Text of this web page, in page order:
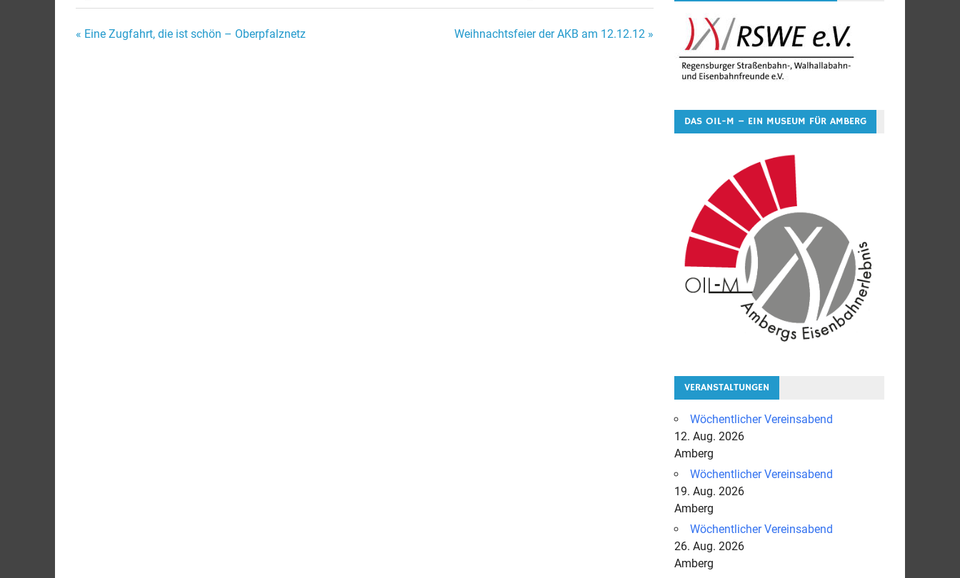
Beitragsnavigation
« Eine Zugfahrt, die ist schön – Oberpfalznetz Weihnachtsfeier der AKB am 12.12.12 »
DAS OIL-M – EIN MUSEUM FÜR AMBERG
VERANSTALTUNGEN
Wöchentlicher Vereinsabend
12. Aug. 2026
Amberg
Wöchentlicher Vereinsabend
19. Aug. 2026
Amberg
Wöchentlicher Vereinsabend
26. Aug. 2026
Amberg